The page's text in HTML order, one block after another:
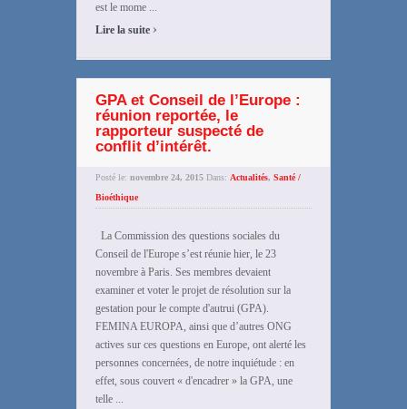
est le mome ...
Lire la suite ›
GPA et Conseil de l’Europe :
réunion reportée, le
rapporteur suspecté de
conflit d’intérêt.
Posté le: novembre 24, 2015 Dans: Actualités, Santé /
Bioéthique
La Commission des questions sociales du
Conseil de l'Europe s’est réunie hier, le 23
novembre à Paris. Ses membres devaient
examiner et voter le projet de résolution sur la
gestation pour le compte d'autrui (GPA).
FEMINA EUROPA, ainsi que d’autres ONG
actives sur ces questions en Europe, ont alerté les
personnes concernées, de notre inquiétude : en
effet, sous couvert « d'encadrer » la GPA, une
telle ...